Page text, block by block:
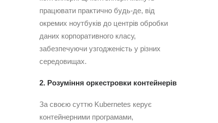
працювати практично будь-де, від
окремих ноутбуків до центрів обробки
даних корпоративного класу,
забезпечуючи узгодженість у різних
середовищах.
2. Розуміння оркестровки контейнерів
За своєю суттю Kubernetes керує
контейнерними програмами,